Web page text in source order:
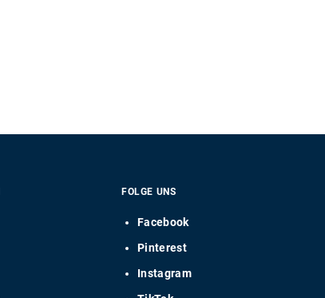
FOLGE UNS
Facebook
Pinterest
Instagram